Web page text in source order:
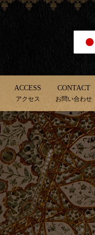
ACCESS
アクセス
CONTACT
お問い合わせ